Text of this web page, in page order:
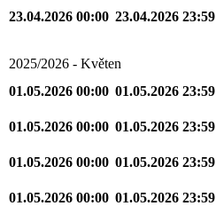
23.04.2026 00:00 23.04.2026 23:59
2025/2026 - Květen
01.05.2026 00:00 01.05.2026 23:59
01.05.2026 00:00 01.05.2026 23:59
01.05.2026 00:00 01.05.2026 23:59
01.05.2026 00:00 01.05.2026 23:59